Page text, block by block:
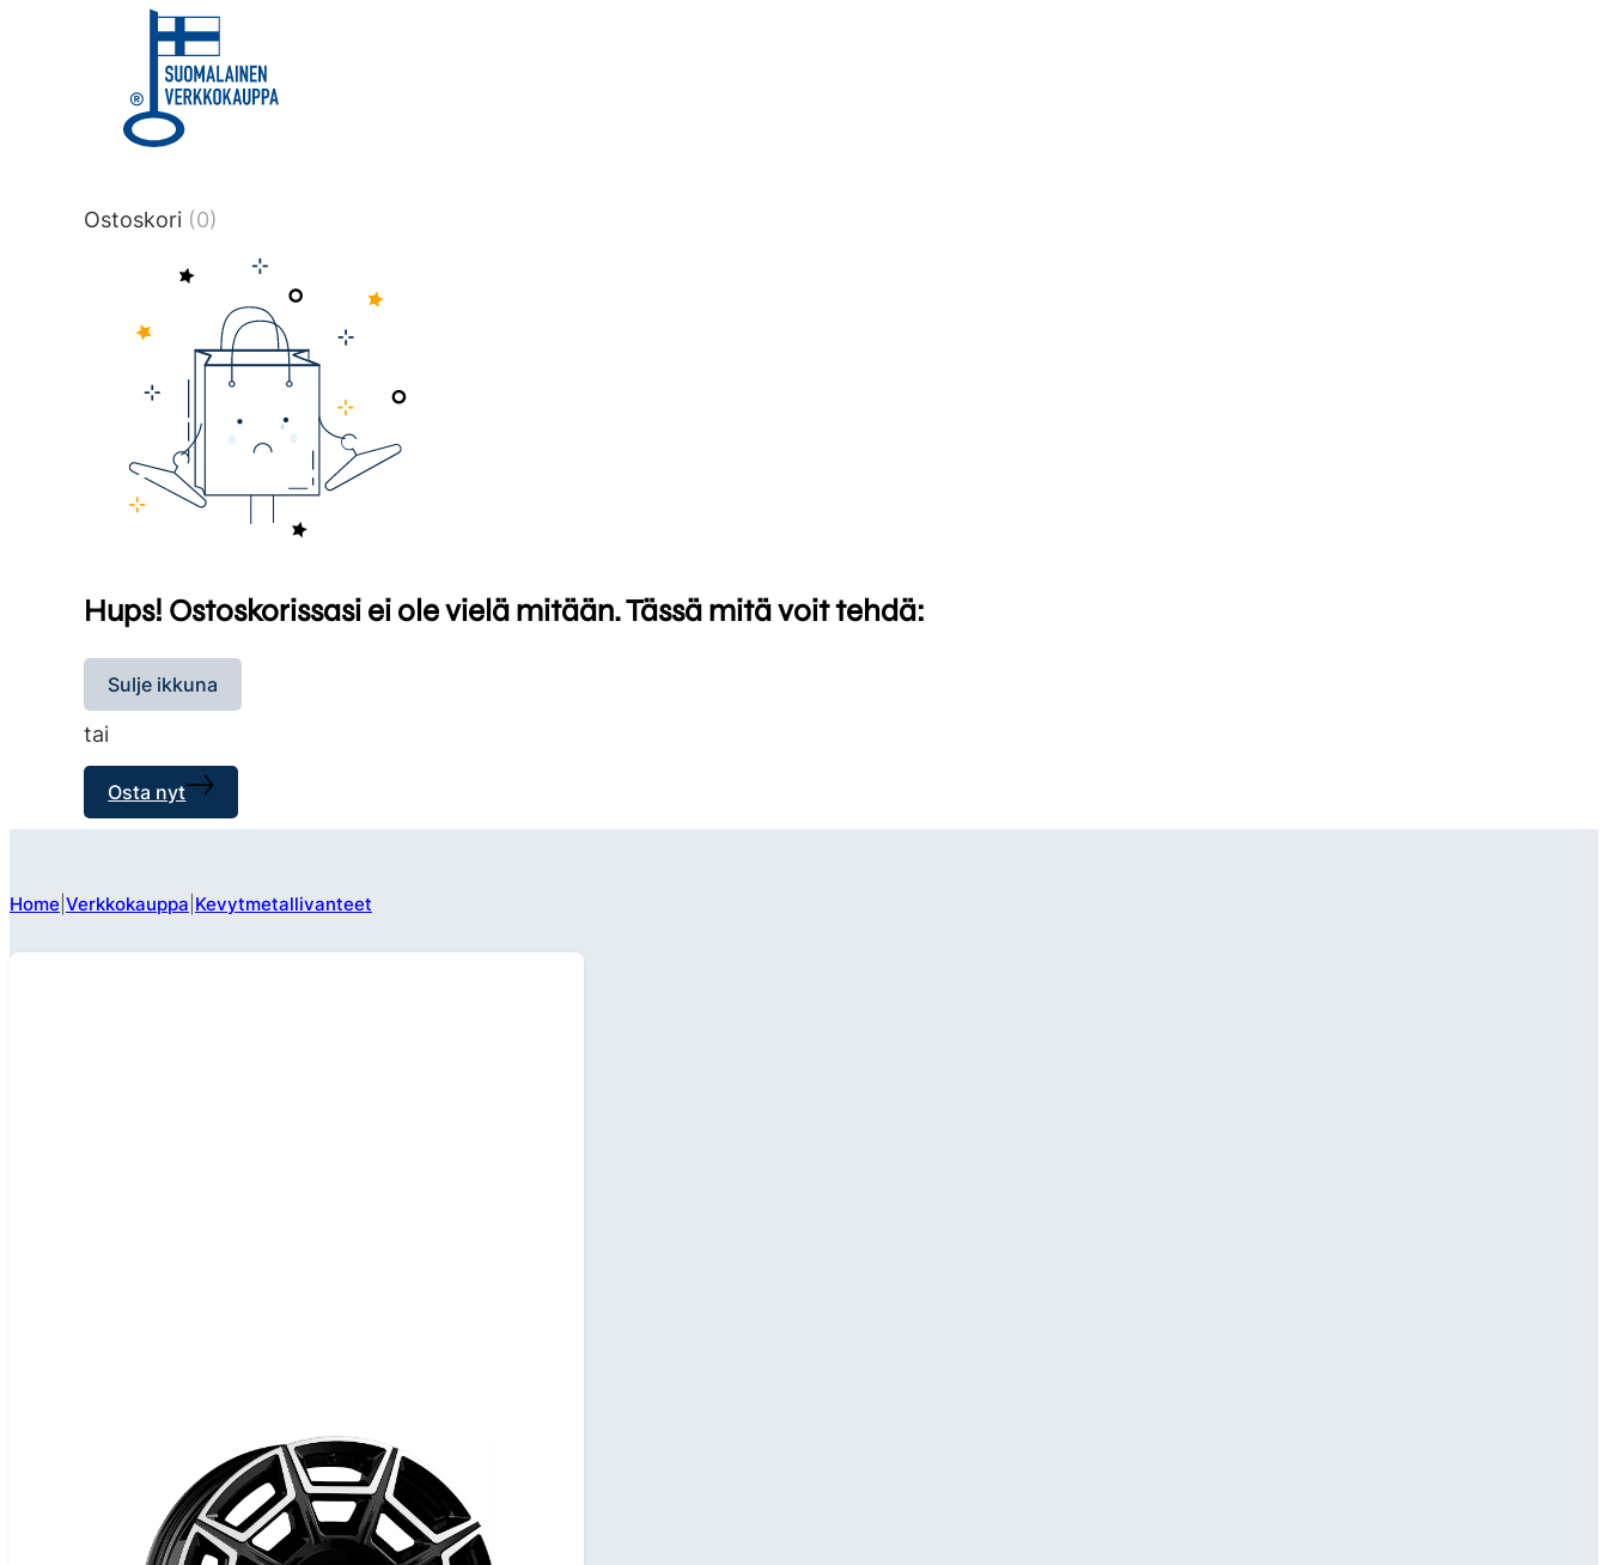
title or content.","post_type":
["product"],"ajax_loader_animation":"ripple","ajax_loader_selector":"#brxe-
tmlmvi","meta_query":
data-original-query-vars="[]" data-page="1" data-max-
Ostoskori (0)
Hups! Ostoskorissasi ei ole vielä mitään. Tässä mitä voit tehdä:
Sulje ikkuna
tai
Osta nyt
Home Verkkokauppa Kevytmetallivanteet